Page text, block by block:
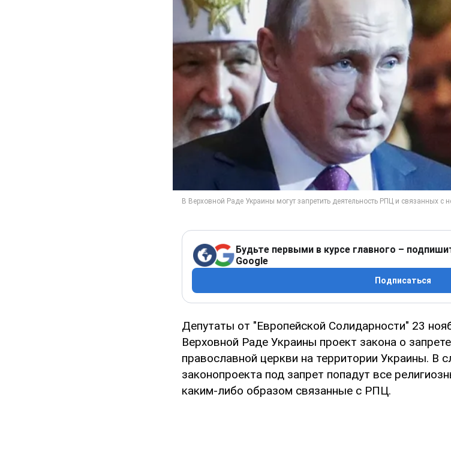
Будьте первыми в курсе главного –
Google
Подписаться
Депутаты от "Европейской Солидарности" 23
Верховной Раде Украины проект закона о
православной церкви на территории Украины. В
законопроекта под запрет попадут все
каким-либо образом связанные с РПЦ.